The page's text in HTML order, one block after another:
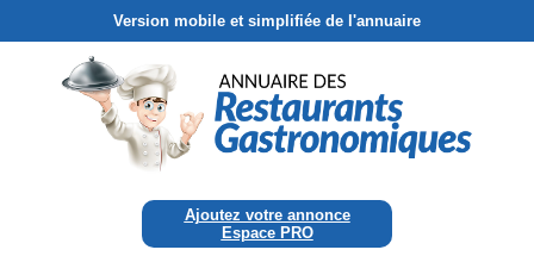
Version mobile et simplifiée de l'annuaire
Ajoutez votre annonce
Espace PRO